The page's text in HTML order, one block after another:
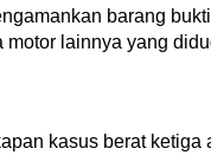
barang
lainnya yang
kasus berat